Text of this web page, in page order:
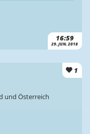
16:59
29. JUN. 2018
1
und Österreich